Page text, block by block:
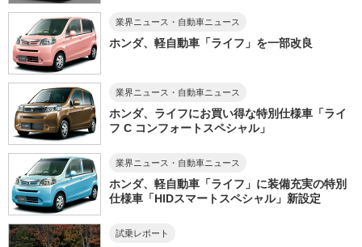
業界ニュース・自動車ニュース
ホンダ、軽自動車「ライフ」を一部改良
業界ニュース・自動車ニュース
ホンダ、ライフにお買い得な特別仕様車「ライ
フ C コンフォートスペシャル」
業界ニュース・自動車ニュース
ホンダ、軽自動車「ライフ」に装備充実の特別
仕様車「HIDスマートスペシャル」新設定
試乗レポート